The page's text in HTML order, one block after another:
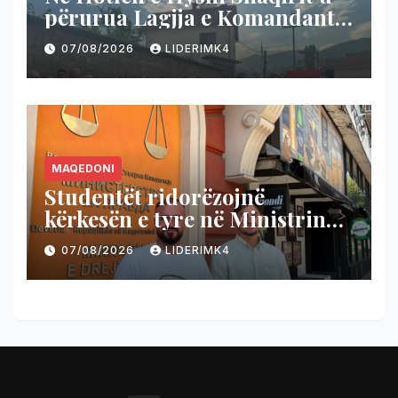
përurua Lagjja e Komandant
Teli-t
07/08/2026 LIDERIMK4
MAQEDONI
Studentët ridorëzojnë
kërkesën e tyre në Ministrinë e
Drejtësisë
07/08/2026 LIDERIMK4